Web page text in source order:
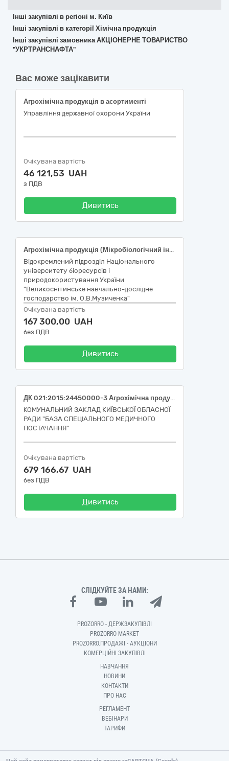
Інші закупівлі в регіоні м. Київ
Інші закупівлі в категорії Хімічна продукція
Інші закупівлі замовника АКЦІОНЕРНЕ ТОВАРИСТВО
"УКРТРАНСНАФТА"
Вас може зацікавити
Агрохімічна продукція в асортименті
Управління державної охорони України
Очікувана вартість
46 121,53 UAH
з ПДВ
Дивитись
Агрохімічна продукція (Мікробіологічний інокулянт SiloSolve® FC)
Відокремлений підрозділ Національного
університету біоресурсів і
природокористування України
"Великоснітинське навчально-дослідне
господарство ім. О.В.Музиченка"
Очікувана вартість
167 300,00 UAH
без ПДВ
Дивитись
ДК 021:2015:24450000-3 Агрохімічна продукція (Дезінфікуючі засоби)
КОМУНАЛЬНИЙ ЗАКЛАД КИЇВСЬКОЇ ОБЛАСНОЇ
РАДИ "БАЗА СПЕЦІАЛЬНОГО МЕДИЧНОГО
ПОСТАЧАННЯ"
Очікувана вартість
679 166,67 UAH
без ПДВ
Дивитись
СЛІДКУЙТЕ ЗА НАМИ:
PROZORRO - ДЕРЖЗАКУПІВЛІ
PROZORRO MARKET
PROZORRO.ПРОДАЖІ - АУКЦІОНИ
КОМЕРЦІЙНІ ЗАКУПІВЛІ
НАВЧАННЯ
НОВИНИ
КОНТАКТИ
ПРО НАС
РЕГЛАМЕНТ
ВЕБІНАРИ
ТАРИФИ